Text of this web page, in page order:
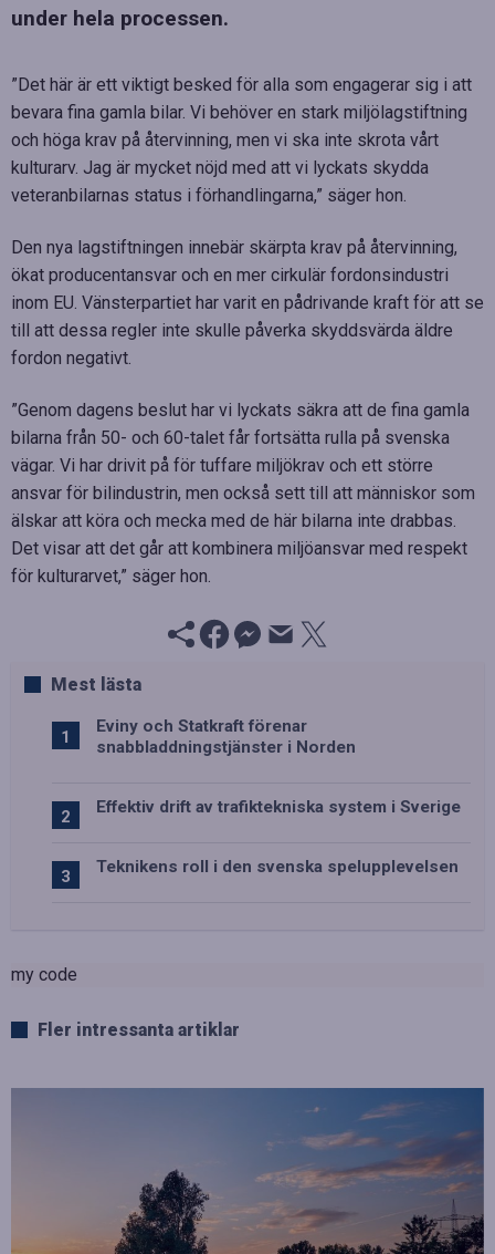
under hela processen.
”Det här är ett viktigt besked för alla som engagerar sig i att
bevara fina gamla bilar. Vi behöver en stark miljölagstiftning
och höga krav på återvinning, men vi ska inte skrota vårt
kulturarv. Jag är mycket nöjd med att vi lyckats skydda
veteranbilarnas status i förhandlingarna,” säger hon.
Den nya lagstiftningen innebär skärpta krav på återvinning,
ökat producentansvar och en mer cirkulär fordonsindustri
inom EU. Vänsterpartiet har varit en pådrivande kraft för att se
till att dessa regler inte skulle påverka skyddsvärda äldre
fordon negativt.
”Genom dagens beslut har vi lyckats säkra att de fina gamla
bilarna från 50- och 60-talet får fortsätta rulla på svenska
vägar. Vi har drivit på för tuffare miljökrav och ett större
ansvar för bilindustrin, men också sett till att människor som
älskar att köra och mecka med de här bilarna inte drabbas.
Det visar att det går att kombinera miljöansvar med respekt
för kulturarvet,” säger hon.
Mest lästa
Eviny och Statkraft förenar
snabbladdningstjänster i Norden
Effektiv drift av trafiktekniska system i Sverige
Teknikens roll i den svenska spelupplevelsen
my code
Fler intressanta artiklar